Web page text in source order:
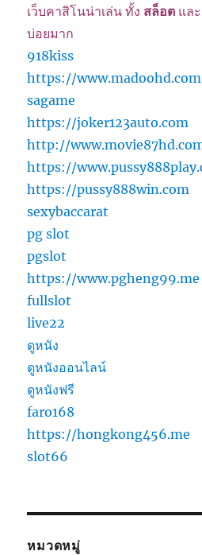
เว็บคาสิโนน่าเล่น ทั้ง สล็อต และ
บ่อยมาก
918kiss
https://www.madoohd.com
sagame
https://joker123auto.com
http://
https://
https://pussy888win.com
sexybaccarat
pg slot
pgslot
https://www.pgheng99.me
fullslot
live22
ดูหนัง
ดูหนังออนไลน์
ดูหนังฟรี
faro168
https://hongkong456.me
slot66
หมวดหมู่